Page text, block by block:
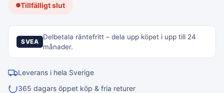
Tillfälligt slut
SVEA
Delbetala räntefritt – dela upp köpet i upp till 24
månader.
Leverans i hela Sverige
365 dagars öppet köp & fria returer